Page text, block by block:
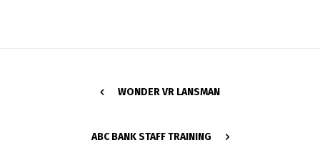
WONDER VR LANSMAN
ABC BANK STAFF TRAINING